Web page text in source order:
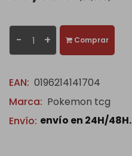
- + Comprar
EAN: 0196214141704
Marca: Pokemon tcg
Envío: envío en 24H/48H.